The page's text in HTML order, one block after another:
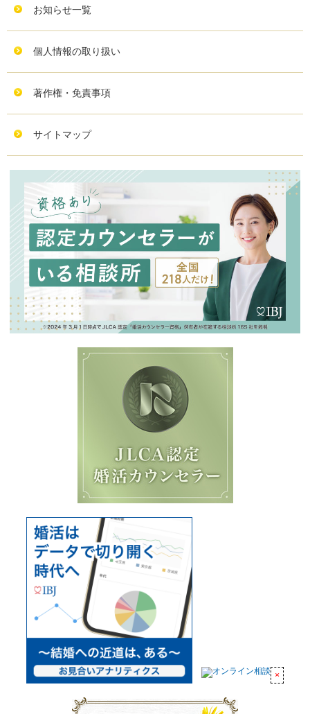
お知らせ一覧
個人情報の取り扱い
著作権・免責事項
サイトマップ